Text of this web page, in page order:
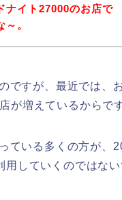
ナイト27000のお店で
。
ですが、最近では、
が増えているからです
ている多くの方が、
していくのではない